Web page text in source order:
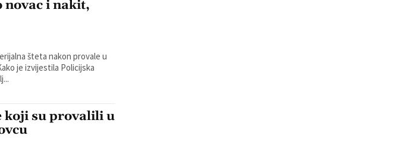
novac i nakit,
šteta nakon provale u
koji su provalili u